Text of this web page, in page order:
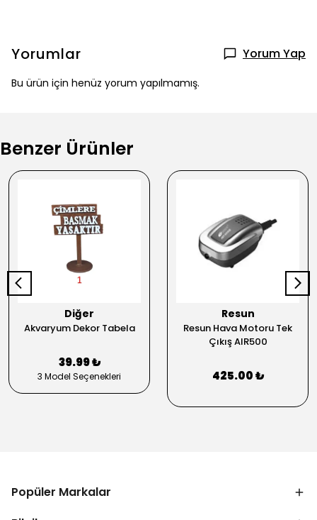
Yorumlar Yorum Yap
Bu ürün için henüz yorum yapılmamış.
Benzer Ürünler
Diğer
Akvaryum Dekor Tabela
39.99 ₺
3 Model Seçenekleri
Resun
Resun Hava Motoru Tek
Çıkış AIR500
425.00 ₺
Popüler Markalar